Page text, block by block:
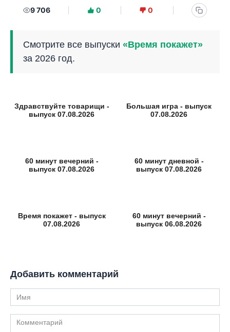
9 706 0 0
Смотрите все выпуски «Время покажет»
за 2026 год.
Здравствуйте товарищи -
выпуск 07.08.2026
Большая игра - выпуск
07.08.2026
60 минут вечерний -
выпуск 07.08.2026
60 минут дневной -
выпуск 07.08.2026
Время покажет - выпуск
07.08.2026
60 минут вечерний -
выпуск 06.08.2026
Добавить комментарий
Имя
Комментарий